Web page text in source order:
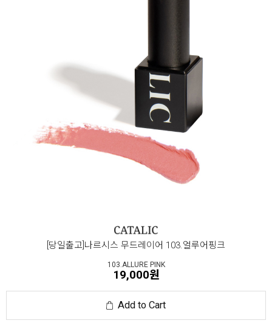
[당일출고]나르시스 무드레이어 103.얼루어핑크
103.ALLURE PINK
19,000원
Add to Cart